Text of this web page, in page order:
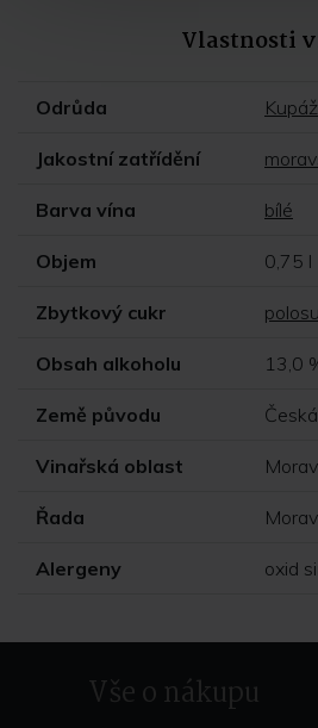
Vlastnosti
Odrůda Kupáž
Jakostní zatřídění
Barva vína bílé
Objem 0,75 l
Zbytkový cukr
Obsah alkoholu 13,0
Země původu
Vinařská oblast
Řada
Alergeny oxid
Vše o nákupu